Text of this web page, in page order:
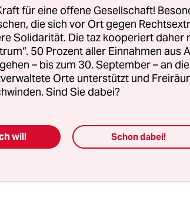
in den Heimen
für eine offene Gesellschaft!
die sich vor Ort gegen
Solidarität. Die taz kooperiert daher
50 Prozent aller Einnahmen aus
– bis zum 30. September – an
Orte unterstützt und
Sind Sie dabei?
will Schon dabei!